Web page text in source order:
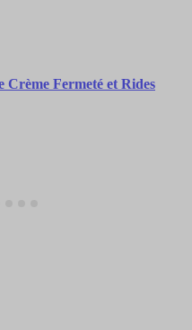
Fermeté et Rides